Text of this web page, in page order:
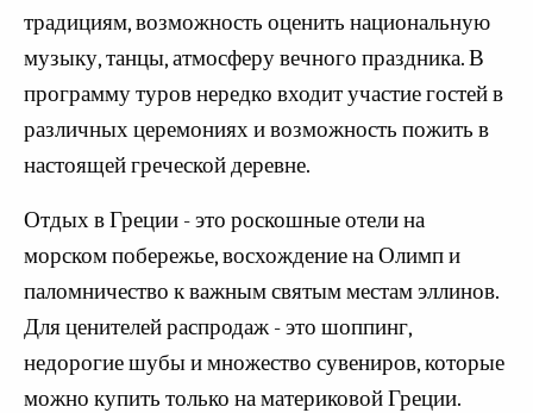
традициям, возможность оценить национальную
музыку, танцы, атмосферу вечного праздника. В
программу туров нередко входит участие гостей в
различных церемониях и возможность пожить в
настоящей греческой деревне.
Отдых в Греции - это роскошные отели на
морском побережье, восхождение на Олимп и
паломничество к важным святым местам эллинов.
Для ценителей распродаж - это шоппинг,
недорогие шубы и множество сувениров, которые
можно купить только на материковой Греции.